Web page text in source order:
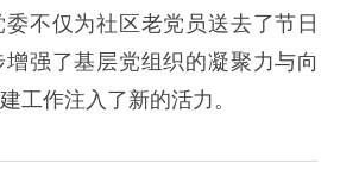
不仅为社区老党员送去了节日
强了基层党组织的凝聚力与向
工作注入了新的活力。